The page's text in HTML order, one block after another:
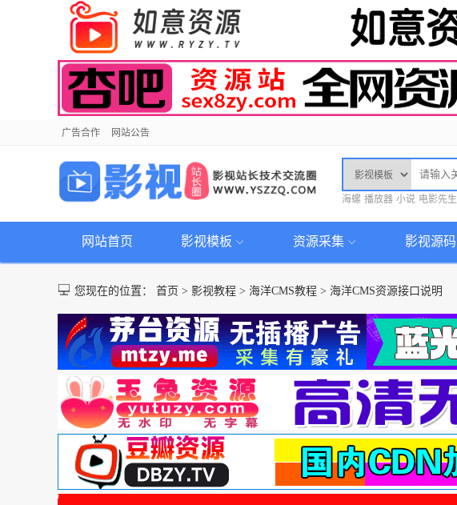
广告合作 网站公告
海螺 播放器 小说 电影先生
网站首页 影视模板 资源采集 影视源码
您现在的位置： 首页 > 影视教程 > 海洋CMS教程 > 海洋CMS资源接口说明